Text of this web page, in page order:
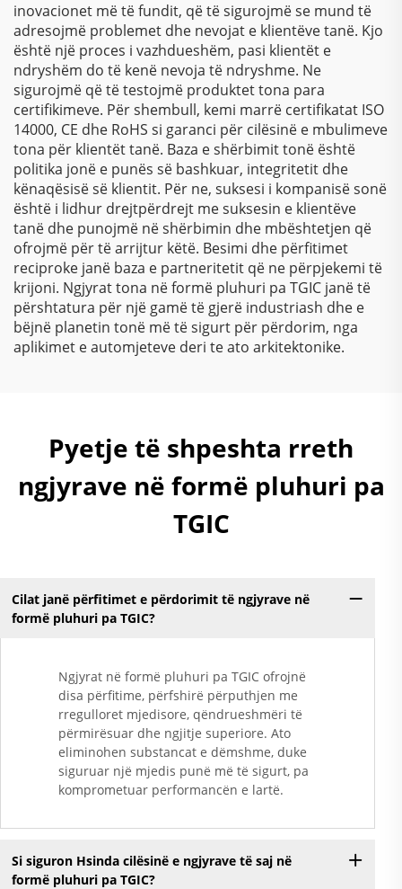
inovacionet më të fundit, që të sigurojmë se mund të
adresojmë problemet dhe nevojat e klientëve tanë. Kjo
është një proces i vazhdueshëm, pasi klientët e
ndryshëm do të kenë nevoja të ndryshme. Ne
sigurojmë që të testojmë produktet tona para
certifikimeve. Për shembull, kemi marrë certifikatat ISO
14000, CE dhe RoHS si garanci për cilësinë e mbulimeve
tona për klientët tanë. Baza e shërbimit tonë është
politika jonë e punës së bashkuar, integritetit dhe
kënaqësisë së klientit. Për ne, suksesi i kompanisë sonë
është i lidhur drejtpërdrejt me suksesin e klientëve
tanë dhe punojmë në shërbimin dhe mbështetjen që
ofrojmë për të arrijtur këtë. Besimi dhe përfitimet
reciproke janë baza e partneritetit që ne përpjekemi të
krijoni. Ngjyrat tona në formë pluhuri pa TGIC janë të
përshtatura për një gamë të gjerë industriash dhe e
bëjnë planetin tonë më të sigurt për përdorim, nga
aplikimet e automjeteve deri te ato arkitektonike.
Pyetje të shpeshta rreth
ngjyrave në formë pluhuri pa
TGIC
Cilat janë përfitimet e përdorimit të ngjyrave në
formë pluhuri pa TGIC?
Ngjyrat në formë pluhuri pa TGIC ofrojnë
disa përfitime, përfshirë përputhjen me
rregulloret mjedisore, qëndrueshmëri të
përmirësuar dhe ngjitje superiore. Ato
eliminohen substancat e dëmshme, duke
siguruar një mjedis punë më të sigurt, pa
komprometuar performancën e lartë.
Si siguron Hsinda cilësinë e ngjyrave të saj në
formë pluhuri pa TGIC?